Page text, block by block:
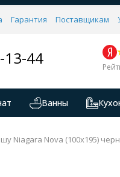
Гарантия Поставщикам
13-44
Ванны
Niagara Nova (100х195)